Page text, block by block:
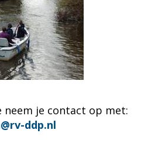
je contact op met:
@rv-ddp.nl